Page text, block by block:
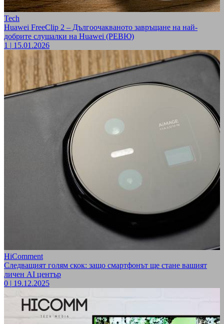
Tech
Huawei FreeClip 2 – Дългоочакваното завръщане на най-
добрите слушалки на Huawei (РЕВЮ)
1 | 15.01.2026
HiComment
Следващият голям скок: защо смартфонът ще стане вашият
личен AI център
0 | 19.12.2025